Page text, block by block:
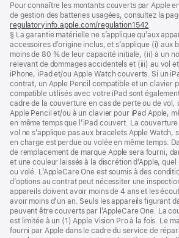
de
page
de
bas
de
page
Pour connaître les montants couverts par Apple
de gestion des batteries usagées, consultez la
regulatoryinfo.apple.com/regulation1542
dans
une
nouvelle
fenêtre)
§ La garantie matérielle ne s’applique qu’aux
accessoires d’origine inclus, et s’applique (i) aux
moins de 80 % de leur capacité initiale, (ii) à un
relevant de dommages accidentels et (iii) au vol
iPhone, iPad et/ou Apple Watch couverts. Si un
contrat, un Apple Pencil compatible et un clavier
compatible utilisés avec votre iPad sont
cadre de la couverture en cas de perte ou de vol,
Apple Pencil et/ou à un clavier pour iPad Apple,
en même temps que l’iPad couvert. La
vol ne s’applique pas aux bracelets Apple Watch,
en charge est perdue ou volée en même temps.
de remplacement de marque Apple sera fourni,
et une couleur laissés à la discrétion d’Apple,
ou volé. L’AppleCare One est soumis à des
d’options au contrat peut nécessiter une
appareils doivent avoir moins de 4 ans et les
avoir moins d’un an. Seuls les appareils figurant
peuvent être couverts par l’AppleCare One. La
est limitée à un (1) Apple Vision Pro à la fois. Le
fourni par Apple dans le cadre du service de